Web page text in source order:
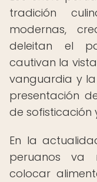
tradición
modernas,
deleitan el
cautivan la
vanguardia y
presentación
de sofisticación
En la
peruanos va
colocar